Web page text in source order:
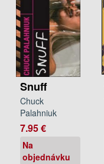
Snuff
Chuck
Palahniuk
7.95 €
Na
objednávku